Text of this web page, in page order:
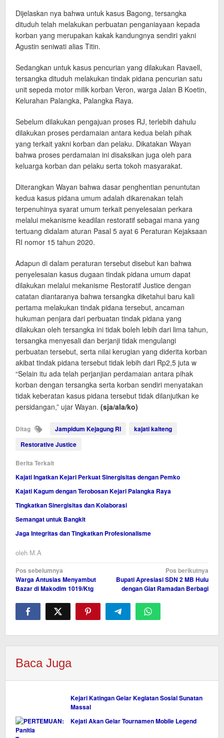
Dijelaskan nya bahwa untuk kasus Bagong, tersangka
dituduh telah melakukan perbuatan penganiayaan kepada
korban yang merupakan kakak kandungnya sendiri yakni
Agustin seniwati alias Titin.
Sedangkan untuk kasus pencurian yang dilakukan Ravaell,
tersangka dituduh melakukan tindak pidana pencurian satu
unit sepeda motor milik korban Veron, warga Jalan B Koetin,
Kelurahan Palangka, Palangka Raya.
Sebelum dilakukan pengajuan proses RJ, terlebih dahulu
dilakukan proses perdamaian antara kedua belah pihak
yang terkait yakni korban dan pelaku. Dikatakan Wayan
bahwa proses perdamaian ini disaksikan juga oleh para
keluarga korban dan pelaku serta tokoh masyarakat.
Diterangkan Wayan bahwa dasar penghentian penuntutan
kedua kasus pidana umum adalah dikarenakan telah
terpenuhinya syarat umum terkait penyelesaian perkara
melalui mekanisme keadilan restoratif sebagai mana yang
tertuang didalam aturan Pasal 5 ayat 6 Peraturan Kejaksaan
RI nomor 15 tahun 2020.
Adapun di dalam peraturan tersebut disebut kan bahwa
penyelesaian kasus dugaan tindak pidana umum dapat
dilakukan melalui mekanisme Restoratif Justice dengan
catatan diantaranya bahwa tersangka diketahui baru kali
pertama melakukan tindak pidana tersebut, ancaman
hukuman penjara dari perbuatan tindak pidana yang
dilakukan oleh tersangka ini tidak boleh lebih dari lima tahun,
tersangka menyesali dan berjanji tidak mengulangi
perbuatan tersebut, serta nilai kerugian yang diderita korban
akibat tindak pidana tersebut tidak lebih dari Rp2,5 juta w
“Selain itu ada telah perjanjian perdamaian antara pihak
korban dengan tersangka serta korban sendiri menyatakan
tidak keberatan kasus pidana tersebut tidak dilanjutkan ke
persidangan,” ujar Wayan. (sja/ala/ko)
Ditag Jampidum Kejagung RI
kajati kalteng
Restorative Justice
Berita Terkait
Kajati Ingatkan Kejari Perkuat Sinergisitas dengan Pemko
Kajati Kagum dengan Terobosan Kejari Palangka Raya
Tingkatkan Sinergisitas dan Kolaborasi
Semangat untuk Bangkit
Jaga Integritas dan Tingkatkan Profesionalisme
oleh M.A
Navigasi
pos
Pos sebelumnya
Warga Antusias Menyambut
Bazar di Makodim 1019/Ktg
Pos berikutnya
Bupati Apresiasi SDN 2 MB Hulu
dengan Giat Ramadan Berbagi
Baca Juga
Kejari Katingan Gelar Kegiatan Sosial Sunatan
Massal
Kejati Akan Gelar Tournamen Mobile Legend